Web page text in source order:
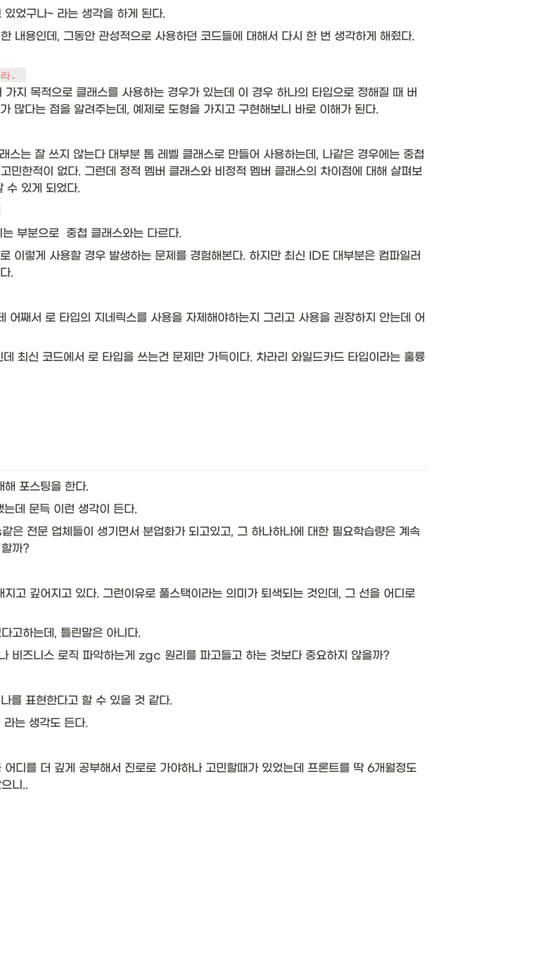
었구나~ 라는 생각을 하게 된다.
용인데, 그동안 관성적으로 사용하던 코드들에 대해서 다시 한 번 생각하게 해줬다.
라.
지 목적으로 클래스를 사용하는 경우가 있는데 이 경우 하나의 타입으로 정해질 때 버
많다는 점을 알려주는데, 예제로 도형을 가지고 구현해보니 바로 이해가 된다.
스는 잘 쓰지 않는다 대부분 톱 레벨 클래스로 만들어 사용하는데, 나같은 경우에는 중첩
한적이 없다. 그런데 정적 멤버 클래스와 비정적 멤버 클래스의 차이점에 대해 살펴보
수 있게 되었다.
부분으로  중첩 클래스와는 다르다.
이렇게 사용할 경우 발생하는 문제를 경험해본다. 하지만 최신 IDE 대부분은 컴파일러
.
째서 로 타입의 지네릭스를 사용을 자제해야하는지 그리고 사용을 권장하지 안는데 어
최신 코드에서 로 타입을 쓰는건 문제만 가득이다. 차라리 와일드카드 타입이라는 훌륭
해 포스팅을 한다.
데 문득 이런 생각이 든다.
전문 업체들이 생기면서 분업화가 되고있고, 그 하나하나에 대한 필요학습량은 계속
까?
고 깊어지고 있다. 그런이유로 풀스택이라는 의미가 퇴색되는 것인데, 그 선을 어디로
고하는데, 틀린말은 아니다.
비즈니스 로직 파악하는게 zgc 원리를 파고들고 하는 것보다 중요하지 않을까?
를 표현한다고 할 수 있을 것 같다.
는 생각도 든다.
디를 더 깊게 공부해서 진로로 가야하나 고민할때가 있었는데 프론트를 딱 6개월정도
니..